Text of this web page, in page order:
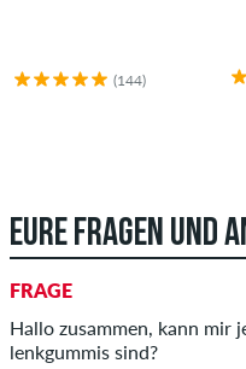
(144)
EURE FRAGEN UND
FRAGE
Hallo zusammen, kann mir
lenkgummis sind?